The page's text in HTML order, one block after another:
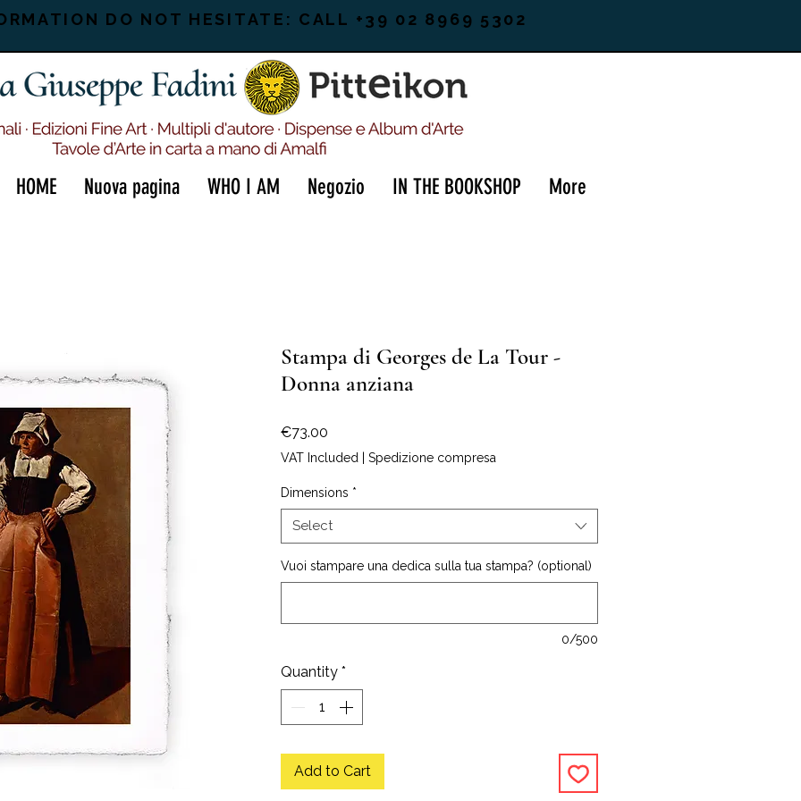
DO NOT HESITATE: CALL +39 02 8969 5302
HOME Nuova pagina WHO I AM Negozio IN THE BOOKSHOP More
Stampa di Georges de La Tour -
Donna anziana
€73.00
VAT Included Spedizione compresa
Dimensions *
Select
Vuoi stampare una dedica sulla tua stampa? (optional)
0/500
Quantity *
Add to Cart